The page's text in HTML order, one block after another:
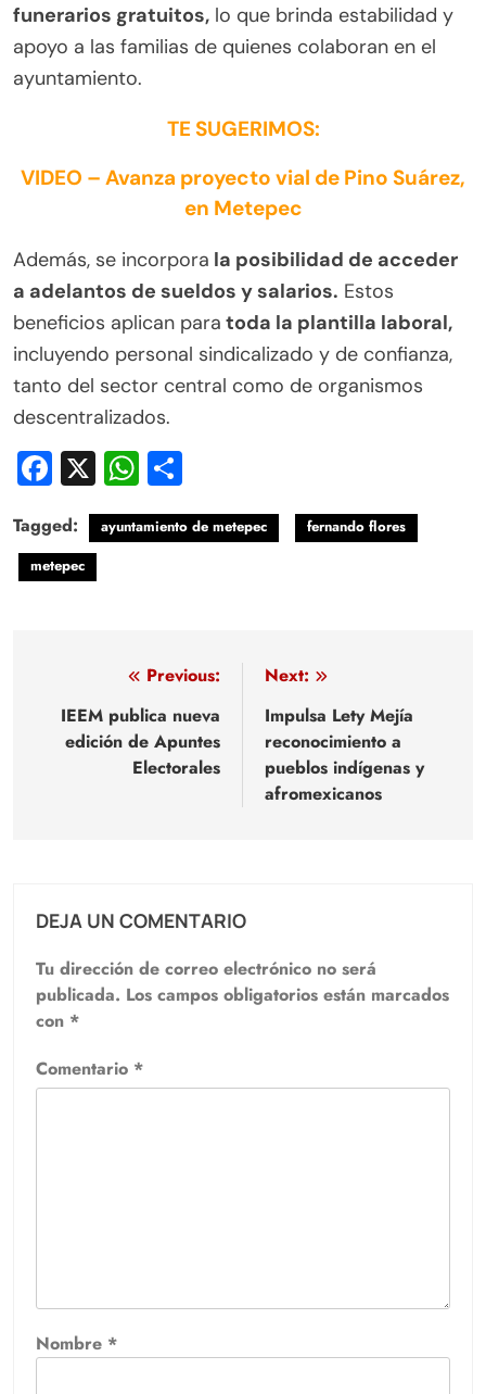
funerarios gratuitos, lo que brinda estabilidad y
apoyo a las familias de quienes colaboran en el
ayuntamiento.
TE SUGERIMOS:
VIDEO – Avanza proyecto vial de Pino Suárez,
en Metepec
Además, se incorpora la posibilidad de acceder
a adelantos de sueldos y salarios. Estos
beneficios aplican para toda la plantilla laboral,
incluyendo personal sindicalizado y de confianza,
tanto del sector central como de organismos
descentralizados.
Facebook
X WhatsApp
Tagged: ayuntamiento de metepec
fernando flores
metepec
Navegación
de
entradas
Previous:
IEEM publica nueva
edición de Apuntes
Electorales
Next:
Impulsa Lety Mejía
reconocimiento a
pueblos indígenas y
afromexicanos
DEJA UN COMENTARIO
Tu dirección de correo electrónico no será
publicada. Los campos obligatorios están marcados
con *
Comentario *
Nombre *